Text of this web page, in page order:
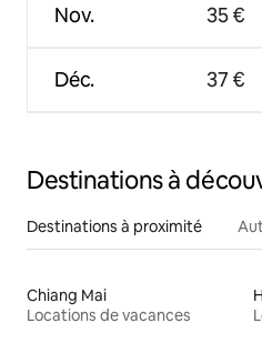
Nov.
Déc.
35 €
37 €
Destinations à
Destinations à proximité
Chiang Mai
Locations de vacances